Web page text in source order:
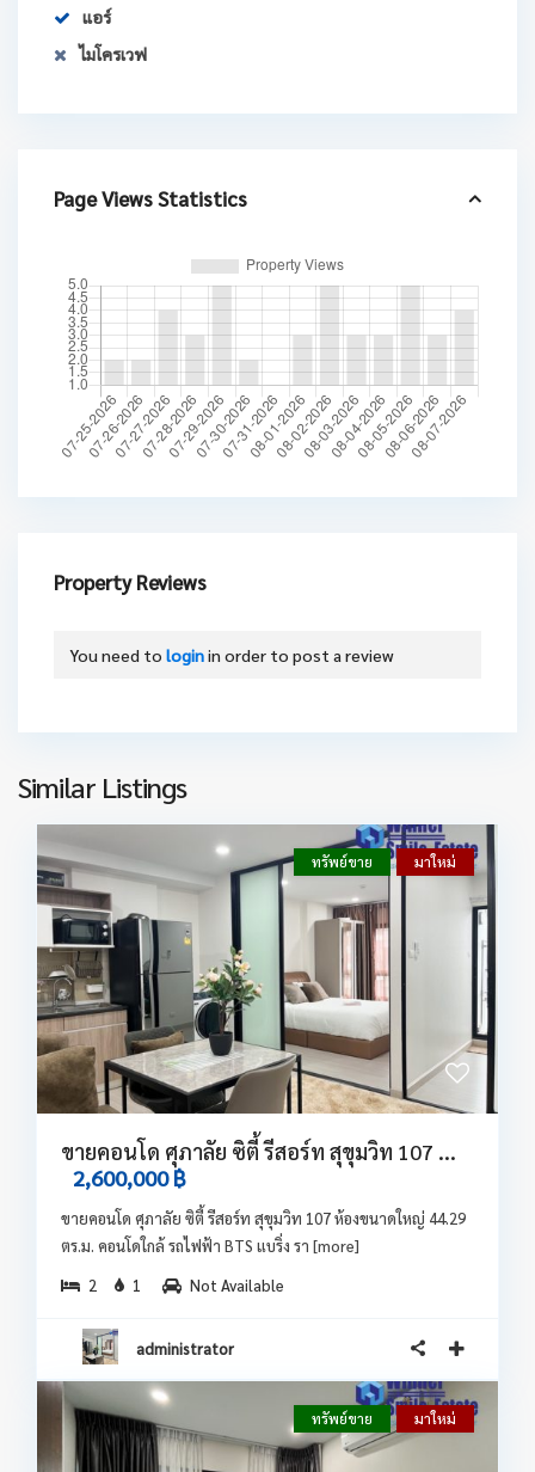
แอร์
ไมโครเวฟ
Page Views Statistics
Property Reviews
You need to loginin order to post a review
Similar Listings
ทรัพย์ขาย มาใหม่
ขายคอนโด ศุภาลัย ซิตี้ รีสอร์ท สุขุมวิท 107 ...
2,600,000 ฿
ขายคอนโด ศุภาลัย ซิตี้ รีสอร์ท สุขุมวิท 107 ห้องขนาดใหญ่ 44.29
ตร.ม. คอนโดใกล้ รถไฟฟ้า BTS แบริ่ง รา [more]
2
1 Not Available
administrator
ทรัพย์ขาย มาใหม่